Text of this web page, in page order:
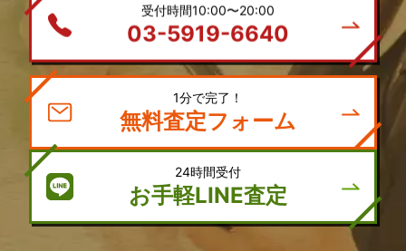
受付時間10:00〜20:00
03-5919-6640
1分で完了！
無料査定フォーム
24時間受付
お手軽LINE査定